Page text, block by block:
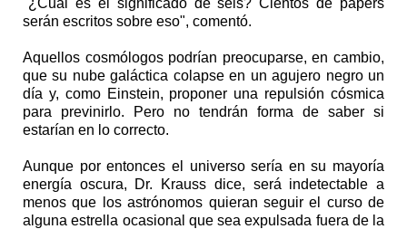
serán escritos sobre eso", comentó.
Aquellos cosmólogos podrían preocuparse, en cambio,
que su nube galáctica colapse en un agujero negro un
día y, como Einstein, proponer una repulsión cósmica
para previnirlo. Pero no tendrán forma de saber si
estarían en lo correcto.
Aunque por entonces el universo sería en su mayoría
energía oscura, Dr. Krauss dice, será indetectable a
menos que los astrónomos quieran seguir el curso de
alguna estrella ocasional que sea expulsada fuera de la